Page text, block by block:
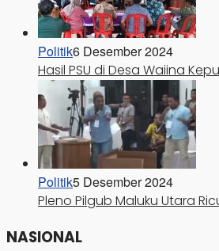
Politik6 Desember 2024
Hasil PSU di Desa Waiina
Politik5 Desember 2024
Pleno Pilgub Maluku Utara
NASIONAL